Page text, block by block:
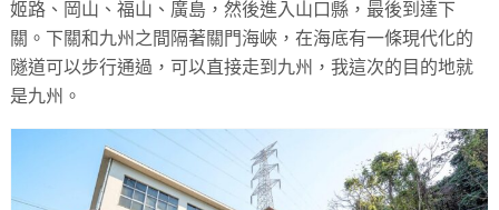
姬路、岡山、福山、廣島，然後進入山口縣，最後到達下
關。下關和九州之間隔著關門海峽，在海底有一條現代化的
隧道可以步行通過，可以直接走到九州，我這次的目的地就
是九州。